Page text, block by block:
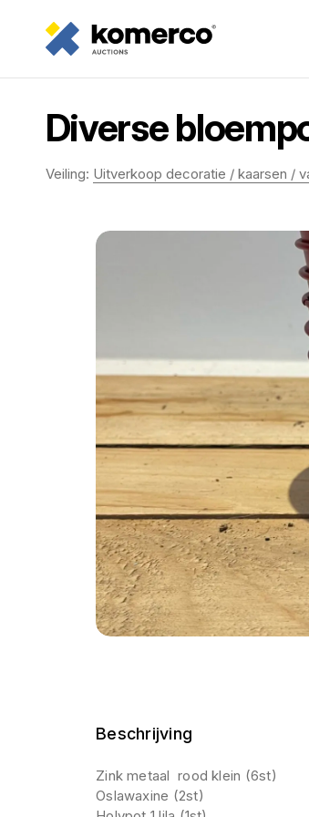
Diverse
Veiling: Uitverkoop decoratie / kaarsen /
Beschrijving
Zink metaal rood klein (6st)
Oslawaxine (2st)